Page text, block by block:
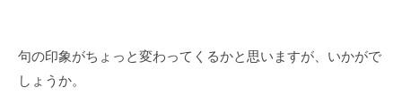
句の印象がちょっと変わってくるかと思いますが、いかがで
しょうか。